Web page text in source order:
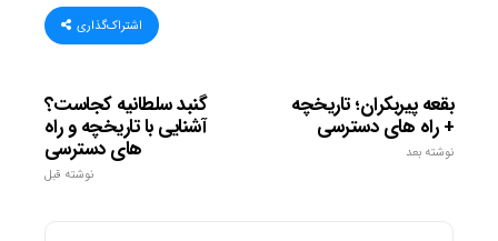
اشتراک‌گذاری
گنبد سلطانیه کجاست؟
آشنایی با تاریخچه و راه
های دسترسی
نوشته قبل
بقعه پیربکران؛ تاریخچه
+ راه های دسترسی
نوشته بعد